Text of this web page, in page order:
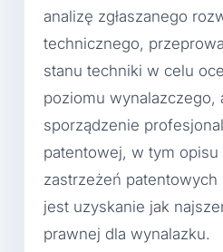
analizę zgłaszanego
technicznego,
stanu techniki w celu
poziomu wynalazczego,
sporządzenie
patentowej, w tym opisu
zastrzeżeń
jest uzyskanie jak
prawnej dla wynalazku.